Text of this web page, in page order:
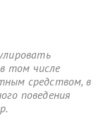
в том числе
средством, в
поведения